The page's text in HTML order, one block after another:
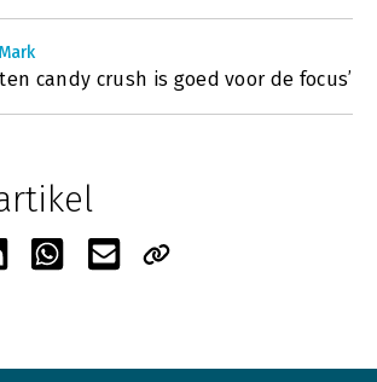
candy crush is goed voor de focus’